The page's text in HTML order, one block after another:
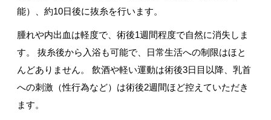
能）、約10日後に抜糸を行います。
腫れや内出血は軽度で、術後1週間程度で自然に消失しま
す。 抜糸後から入浴も可能で、日常生活への制限はほと
んどありません。 飲酒や軽い運動は術後3日目以降、乳首
への刺激（性行為など）は術後2週間ほど控えていただき
ます。